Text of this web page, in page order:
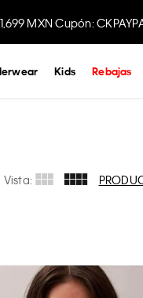
MXN Cupón:
en la app.
Kids Rebajas
Vista: